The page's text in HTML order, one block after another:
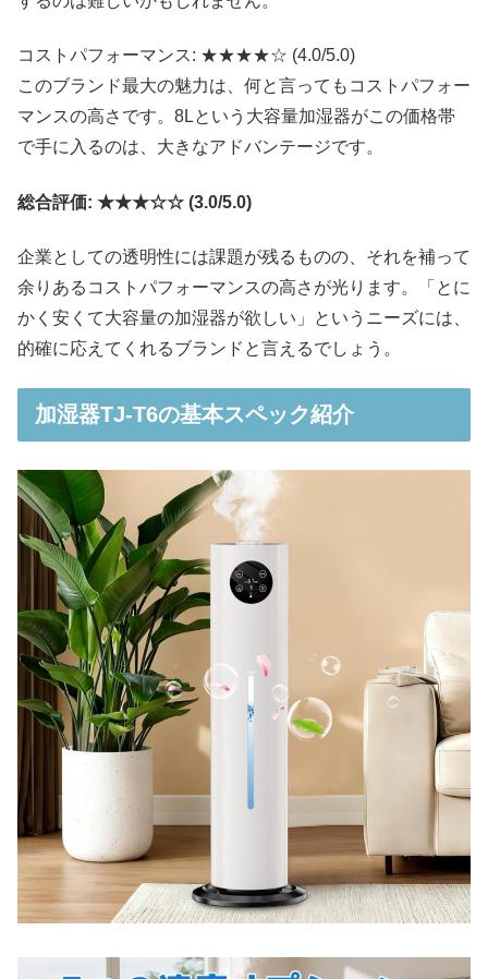
コストパフォーマンス: ★★★★☆ (4.0/5.0)
このブランド最大の魅力は、何と言ってもコストパフォー
マンスの高さです。8Lという大容量加湿器がこの価格帯
で手に入るのは、大きなアドバンテージです。
総合評価: ★★★☆☆ (3.0/5.0)
企業としての透明性には課題が残るものの、それを補って
余りあるコストパフォーマンスの高さが光ります。「とに
かく安くて大容量の加湿器が欲しい」というニーズには、
的確に応えてくれるブランドと言えるでしょう。
加湿器TJ-T6の基本スペック紹介